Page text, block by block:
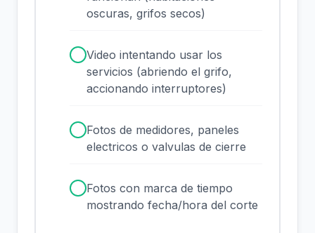
oscuras, grifos secos)
Video intentando usar los
servicios (abriendo el grifo,
accionando interruptores)
Fotos de medidores, paneles
electricos o valvulas de cierre
Fotos con marca de tiempo
mostrando fecha/hora del corte